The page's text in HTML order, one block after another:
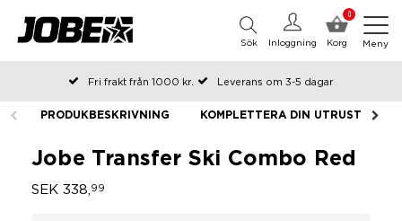
0
Korg
Inloggning
Sök Meny
Fri frakt från 1000 kr.
Leverans om 3-5 dagar
Beställda före kl 12 på arbetsdagar, skickas samma dag
Betala efteråt eller i delar
PRODUKBESKRIVNING KOMPLETTERA DIN UTRUSTNING
Jobe Transfer Ski Combo Red
SEK 338, 99